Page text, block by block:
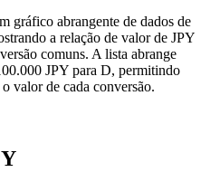
gráfico abrangente de dados de
a relação de valor de JPY
comuns. A lista abrange
JPY para D, permitindo
valor de cada conversão.